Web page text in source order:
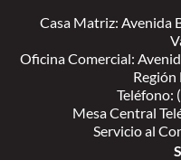
Casa Matriz: Avenida
Oficina Comercial:
Teléfono:
Mesa Central
Servicio al